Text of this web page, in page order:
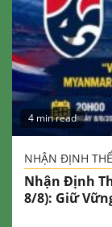
4 min read
NHẬN ĐỊNH
Nhận Định
8/8): Giữ